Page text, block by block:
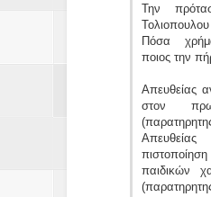
Την
Τολιοπουλου
Πόσα
ποιος την
Απευθείας
στον
παιδικών